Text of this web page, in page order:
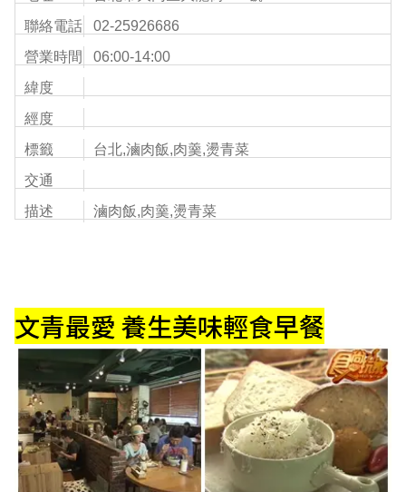
聯絡電話
02-25926686
營業時間
06:00-14:00
緯度
經度
標籤
台北,滷肉飯,肉羹,燙青菜
交通
描述
滷肉飯,肉羹,燙青菜
文青最愛 養生美味輕食早餐